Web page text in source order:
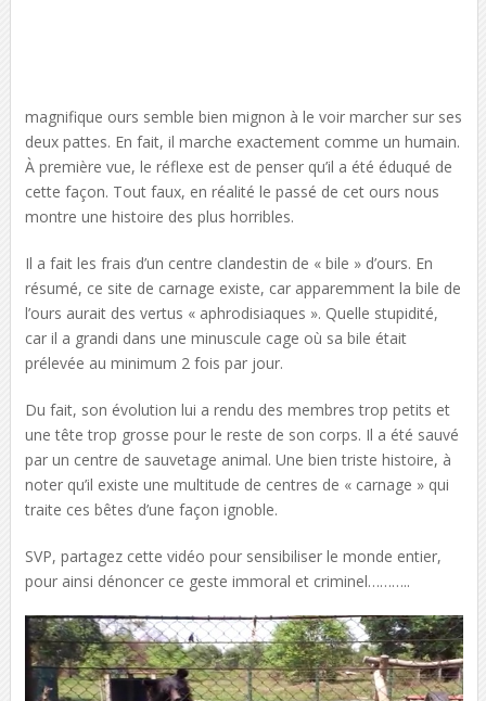
magnifique ours semble bien mignon à le voir marcher sur ses
deux pattes. En fait, il marche exactement comme un humain.
À première vue, le réflexe est de penser qu’il a été éduqué de
cette façon. Tout faux, en réalité le passé de cet ours nous
montre une histoire des plus horribles.
Il a fait les frais d’un centre clandestin de « bile » d’ours. En
résumé, ce site de carnage existe, car apparemment la bile de
l’ours aurait des vertus « aphrodisiaques ». Quelle stupidité,
car il a grandi dans une minuscule cage où sa bile était
prélevée au minimum 2 fois par jour.
Du fait, son évolution lui a rendu des membres trop petits et
une tête trop grosse pour le reste de son corps. Il a été sauvé
par un centre de sauvetage animal. Une bien triste histoire, à
noter qu’il existe une multitude de centres de « carnage » qui
traite ces bêtes d’une façon ignoble.
SVP, partagez cette vidéo pour sensibiliser le monde entier,
pour ainsi dénoncer ce geste immoral et criminel………..